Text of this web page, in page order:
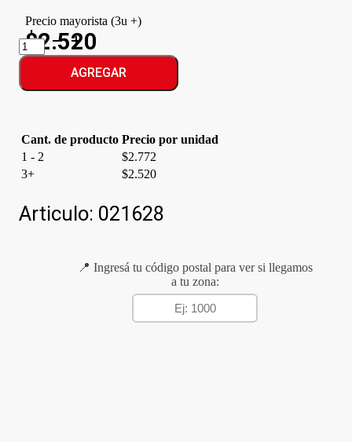
Precio mayorista (3u +)
$2.520
G.HILLS
TE
FRUTILLAAGREGAR
Cant. de producto Precio por unidad
1 - 2
$2.772
3+
$2.520
Articulo: 021628
📍 Ingresá tu código postal para ver si llegamos
a tu zona: